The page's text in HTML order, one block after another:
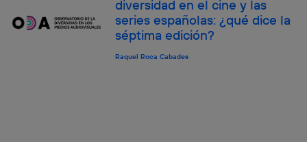
diversidad en el cine y las
series españolas: ¿qué dice la
séptima edición?
Raquel Roca Cabades